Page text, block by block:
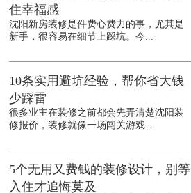
住幸福感
沈阳新房装修是件费心费力的事，尤其是
新手，很容易在细节上踩坑。今...
10条实用避坑经验，帮你省大钱
少踩雷
很多业主在装修之前都会先弄清楚沈阳装
修报价，装修就像一场闯关游戏...
5个无用又费钱的装修设计，别等
入住才追悔莫及